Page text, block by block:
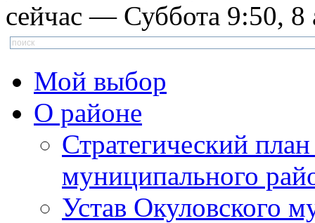
сейчас — Суббота 9:50, 8
Мой выбор
О районе
Стратегический
муниципального
Устав Окуловского